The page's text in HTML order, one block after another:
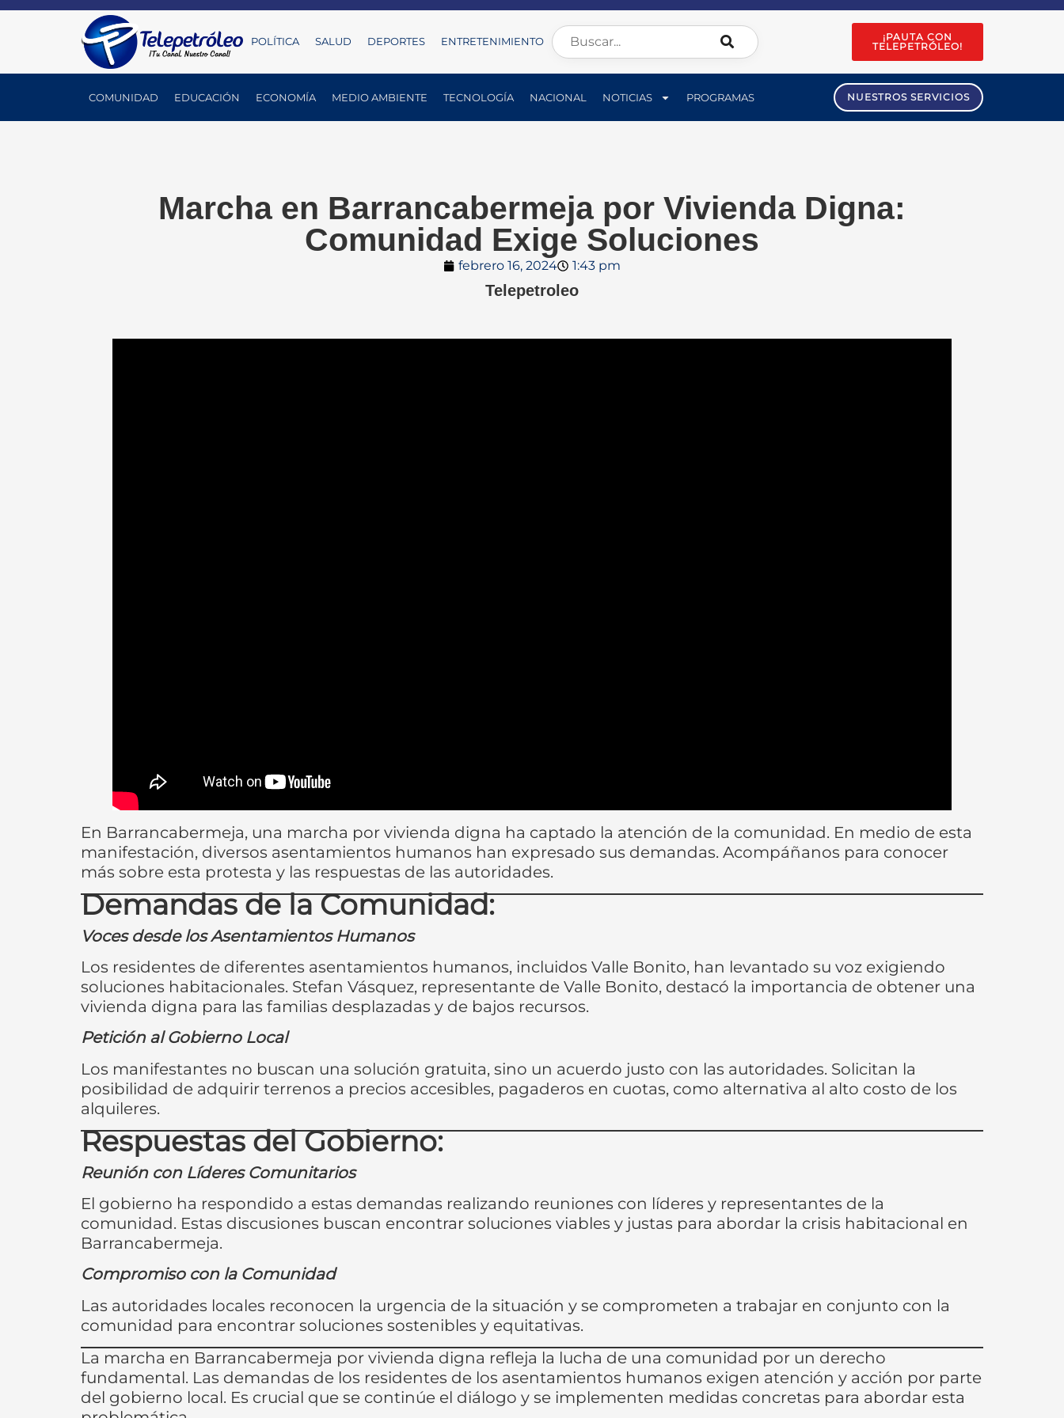
POLÍTICA SALUD DEPORTES ENTRETENIMIENTO
¡PAUTA CON
TELEPETRÓLEO!
COMUNIDAD EDUCACIÓN ECONOMÍA MEDIO AMBIENTE TECNOLOGÍA NACIONAL NOTICIAS PROGRAMAS NUESTROS SERVICIOS
Marcha en Barrancabermeja por Vivienda Digna:
Comunidad Exige Soluciones
febrero 16, 2024 1:43 pm
Telepetroleo
En Barrancabermeja, una marcha por vivienda digna ha captado la atención de la comunidad. En medio de esta
manifestación, diversos asentamientos humanos han expresado sus demandas. Acompáñanos para conocer
más sobre esta protesta y las respuestas de las autoridades.
Demandas de la Comunidad:
Voces desde los Asentamientos Humanos
Los residentes de diferentes asentamientos humanos, incluidos Valle Bonito, han levantado su voz exigiendo
soluciones habitacionales. Stefan Vásquez, representante de Valle Bonito, destacó la importancia de obtener una
vivienda digna para las familias desplazadas y de bajos recursos.
Petición al Gobierno Local
Los manifestantes no buscan una solución gratuita, sino un acuerdo justo con las autoridades. Solicitan la
posibilidad de adquirir terrenos a precios accesibles, pagaderos en cuotas, como alternativa al alto costo de los
alquileres.
Respuestas del Gobierno:
Reunión con Líderes Comunitarios
El gobierno ha respondido a estas demandas realizando reuniones con líderes y representantes de la
comunidad. Estas discusiones buscan encontrar soluciones viables y justas para abordar la crisis habitacional en
Barrancabermeja.
Compromiso con la Comunidad
Las autoridades locales reconocen la urgencia de la situación y se comprometen a trabajar en conjunto con la
comunidad para encontrar soluciones sostenibles y equitativas.
La marcha en Barrancabermeja por vivienda digna refleja la lucha de una comunidad por un derecho
fundamental. Las demandas de los residentes de los asentamientos humanos exigen atención y acción por parte
del gobierno local. Es crucial que se continúe el diálogo y se implementen medidas concretas para abordar esta